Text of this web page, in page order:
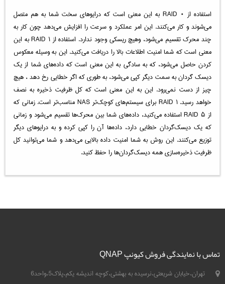
استفاده از RAID ۰ به این معنی است که درایوهای سخت شما به هم متصل
می‌شوند و کار می‌کنند. این امر عملکرد و سرعت را افزایش می‌دهد چون کار به
چند محرک تقسیم می‌شود، وهیچ ریسکی وجود ندارد. استفاده از RAID ۱ به این
معنی است که شما امنیت اطلاعات بالا را دریافت می‌کنید. این به وسیله معکوس
کردن حاصل می‌شود، که به سادگی به این معنی است که داده‌های شما از یک
دیسک‌ گردان به سمت دیگر کپی می‌شود، به طوری که اگر خطایی رخ دهد ، هیچ
چیز از دست نمی‌رود. این به این معنی است که کل ظرفیت ذخیره به نصف
خواهد رسید. RAID ۱ برای سیستم‌های کوچک‌تر NAS مناسب‌تر است. زمانی که
از RAID ۵ استفاده می‌کنید، داده‌های شما بین محرک‌ها تقسیم می‌شود و زمانی
که یک دیسک‌گردان خطایی دارد، داده‌ها آن را کپی کرده و به درایوهای دیگر
توزیع می‌کنند. این روش به شما امنیت داده بالایی می‌دهد و شما می‌توانید کل
ظرفیت ذخیره‌سازی همه دیسک‌گردان‌ها را حفظ کنید.
تماس با نمایندگی فروش کیونپ QNAP
تهران،خیابان شریعتی،نرسیده به بهشتی،کوچه اندیشه یکم،پلاک5،واحد6